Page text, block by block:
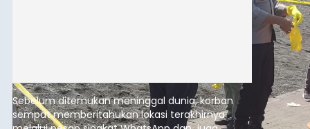
Sebelum ditemukan meninggal dunia, korban
sempat memberitahukan lokasi terakhirnya